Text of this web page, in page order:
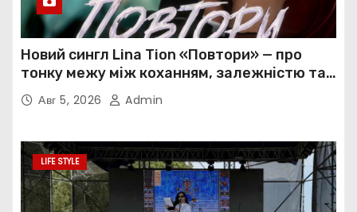
Новий сингл Lina Tion «Повтори» — про
тонку межу між коханням, залежністю та
нав’язливою прив’язаністю
Авг 5, 2026 Admin
LIFE STYLE